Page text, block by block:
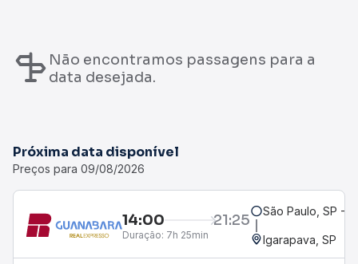
Não encontramos passagens para a
data desejada.
Próxima data disponível
Preços para 09/08/2026
14:00 21:25
Duração: 7h 25min
São Paulo, SP -
Igarapava, SP